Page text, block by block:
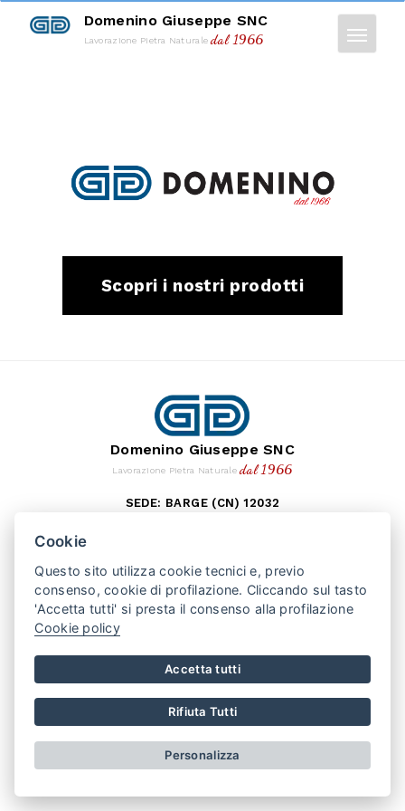
Domenino Giuseppe SNC
Lavorazione Pietra Naturaledal 1966
Scopri i nostri prodotti
Domenino Giuseppe SNC
Lavorazione Pietra Naturaledal 1966
SEDE: BARGE (CN) 12032
PUNTO VENDITA: SAN SECONDO (TO) 10060
VIA VALPELLICE, 100
TEL. +39 0121 500508
AREA RISERVATAPRIVACY POLICYCOOKIE POLICY
CONDIZIONI DI VENDITA
Realizzato daLeonardo Web
Cookie
Questo sito utilizza cookie tecnici e, previo
consenso, cookie di profilazione. Cliccando sul tasto
'Accetta tutti' si presta il consenso alla profilazione
Cookie policy
Accetta tutti
Rifiuta Tutti
Personalizza